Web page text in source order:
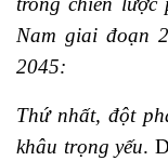
Nam giai đoạn
2045:
Thứ nhất, đột
khâu trọng yếu.